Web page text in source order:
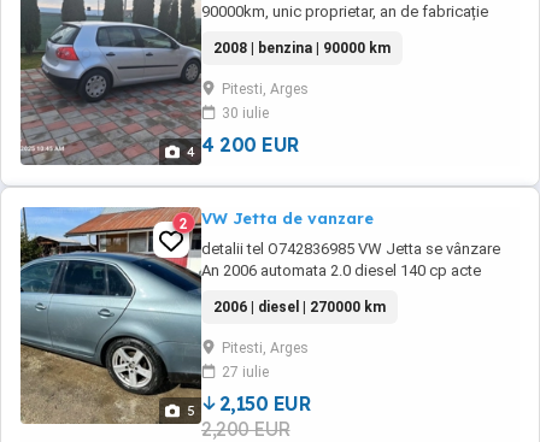
4
90000km, unic proprietar, an de fabricație
1400 TSI, 122CP. Mașină tinuta în garaj, cu
întreținerea și schimburile filtrelor și uleiului la
momentul potrivit
2008 | benzina | 90000 km
Pitesti, Arges
30 iulie
4 200 EUR
5
2 VW Jetta de vanzare
detalii tel O742836985 VW Jetta se vânzare
An 2006 automata 2.0 diesel 140 cp acte
schimbate recent 270.000 km
2006 | diesel | 270000 km
Pitesti, Arges
27 iulie
2,150 EUR
2,200 EUR